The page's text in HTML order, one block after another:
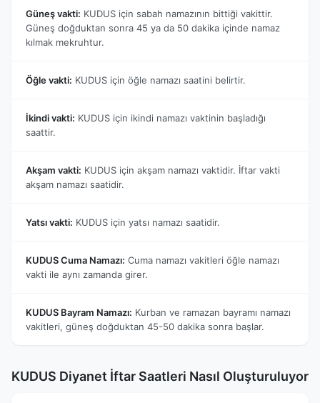
Güneş vakti: KUDUS için sabah namazının bittiği vakittir.
Güneş doğduktan sonra 45 ya da 50 dakika içinde namaz
kılmak mekruhtur.
Öğle vakti: KUDUS için öğle namazı saatini belirtir.
İkindi vakti: KUDUS için ikindi namazı vaktinin başladığı
saattir.
Akşam vakti: KUDUS için akşam namazı vaktidir. İftar vakti
akşam namazı saatidir.
Yatsı vakti: KUDUS için yatsı namazı saatidir.
KUDUS Cuma Namazı: Cuma namazı vakitleri öğle namazı
vakti ile aynı zamanda girer.
KUDUS Bayram Namazı: Kurban ve ramazan bayramı namazı
vakitleri, güneş doğduktan 45-50 dakika sonra başlar.
KUDUS Diyanet İftar Saatleri Nasıl Oluşturuluyor